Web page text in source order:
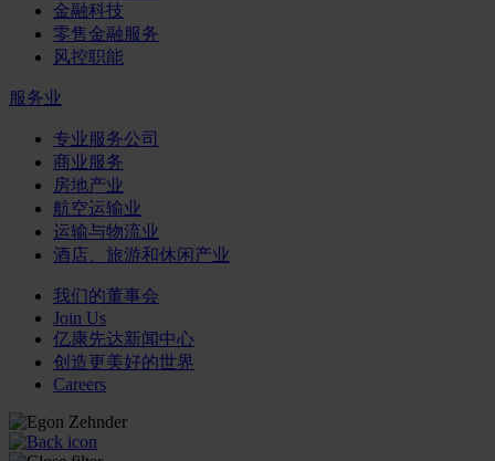
金融科技
零售金融服务
风控职能
服务业
专业服务公司
商业服务
房地产业
航空运输业
运输与物流业
酒店、旅游和休闲产业
我们的董事会
Join Us
亿康先达新闻中心
创造更美好的世界
Careers